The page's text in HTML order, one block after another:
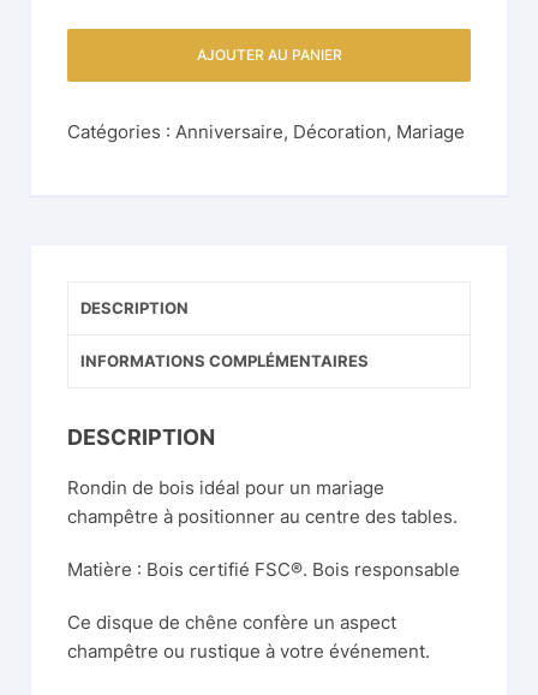
AJOUTER AU PANIER
Catégories : Anniversaire, Décoration, Mariage
DESCRIPTION
INFORMATIONS COMPLÉMENTAIRES
DESCRIPTION
Rondin de bois idéal pour un mariage
champêtre à positionner au centre des tables.
Matière : Bois certifié FSC®. Bois responsable
Ce disque de chêne confère un aspect
champêtre ou rustique à votre événement.